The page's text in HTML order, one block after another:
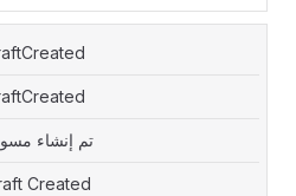
تم إنشاء
Created